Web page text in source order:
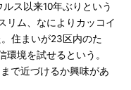
ス以来10年ぶりという
リム、なによりカッコイ
住まいが23区内のた
境を試せるという。
で近づけるか興味があ